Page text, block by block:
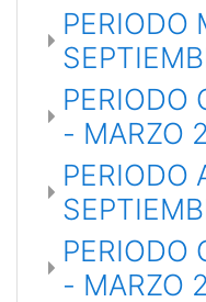
PERIODO
PERIODO
- MARZO
PERIODO
PERIODO
- MARZO